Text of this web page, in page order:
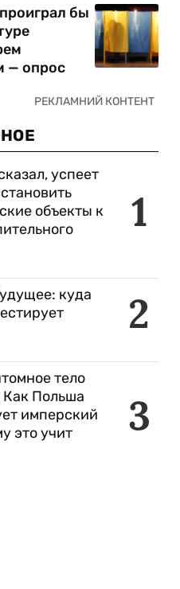
бы
— опрос
1
успеет
объекты к
2
куда
3
тело
Как Польша
имперский
это учит